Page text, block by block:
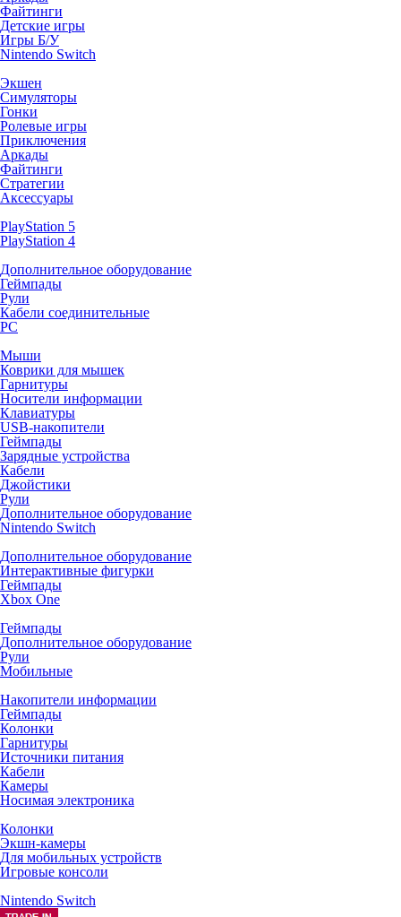
Файтинги
Детские игры
Игры Б/У
Nintendo Switch
Экшен
Симуляторы
Гонки
Ролевые игры
Приключения
Аркады
Файтинги
Стратегии
Аксессуары
PlayStation 5
PlayStation 4
Дополнительное оборудование
Геймпады
Рули
Кабели соединительные
PC
Мыши
Коврики для мышек
Гарнитуры
Носители информации
Клавиатуры
USB-накопители
Геймпады
Зарядные устройства
Кабели
Джойстики
Рули
Дополнительное оборудование
Nintendo Switch
Дополнительное оборудование
Интерактивные фигурки
Геймпады
Xbox One
Геймпады
Дополнительное оборудование
Рули
Мобильные
Накопители информации
Геймпады
Колонки
Гарнитуры
Источники питания
Кабели
Камеры
Носимая электроника
Колонки
Экшн-камеры
Для мобильных устройств
Игровые консоли
Nintendo Switch